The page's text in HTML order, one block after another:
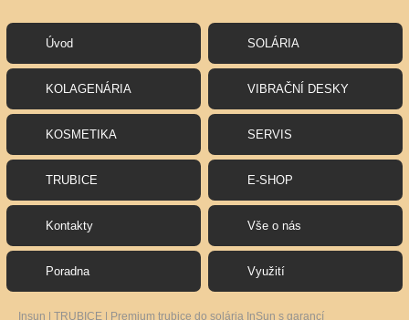
Úvod SOLÁRIA
KOLAGENÁRIA VIBRAČNÍ DESKY
KOSMETIKA SERVIS
TRUBICE E-SHOP
Kontakty Vše o nás
Poradna Využití
Insun TRUBICE Premium trubice do solária InSun s garancí